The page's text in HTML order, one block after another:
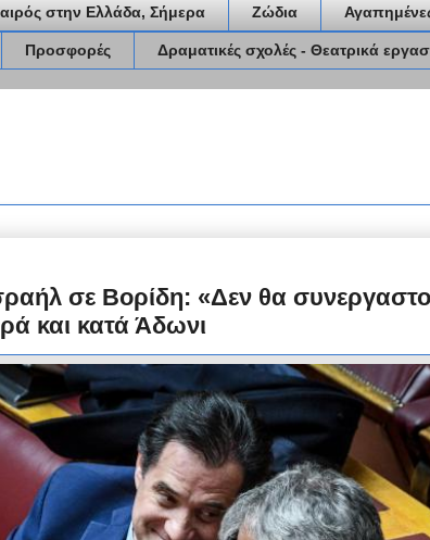
στην Ελλάδα, Σήμερα Ζώδια
Προσφορές Δραματικές σχολές - Θεατρικά
σε Βορίδη: «Δεν θα
και κατά Άδωνι